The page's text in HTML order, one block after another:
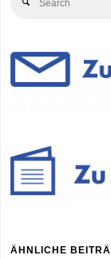
Search
ÄHNLICHE